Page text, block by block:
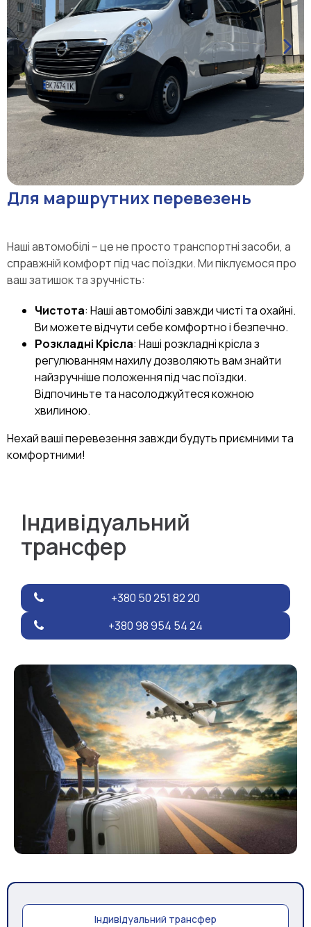
Для маршрутних перевезень
Наші автомобілі – це не просто транспортні засоби, а
справжній комфорт під час поїздки. Ми піклуємося про
ваш затишок та зручність:
Чистота: Наші автомобілі завжди чисті та охайні.
Ви можете відчути себе комфортно і безпечно.
Розкладні Крісла: Наші розкладні крісла з
регулюванням нахилу дозволяють вам знайти
найзручніше положення під час поїздки.
Відпочиньте та насолоджуйтеся кожною
хвилиною.
Нехай ваші перевезення завжди будуть приємними та
комфортними!
Індивідуальний
трансфер
+380 50 251 82 20
+380 98 954 54 24
Індивідуальний трансфер